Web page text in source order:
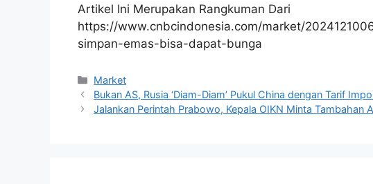
Artikel Ini Merupakan Rangkuman Dari
https://www.cnbcindonesia.com/market/
simpan-emas-bisa-dapat-bunga
Kategori
Market
Bukan AS, Rusia ‘Diam-Diam’ Pukul China dengan Tarif
Jalankan Perintah Prabowo, Kepala OIKN Minta Tambahan